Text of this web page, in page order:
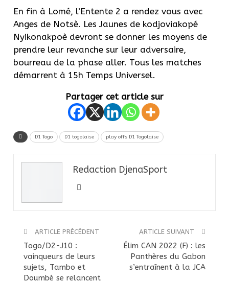
En fin à Lomé, l’Entente 2 a rendez vous avec
Anges de Notsè. Les Jaunes de kodjoviakopé
Nyikonakpoè devront se donner les moyens de
prendre leur revanche sur leur adversaire,
bourreau de la phase aller. Tous les matches
démarrent à 15h Temps Universel.
Partager cet article sur
D1 Togo D1 togolaise play offs D1 Togolaise
Redaction DjenaSport
ARTICLE PRÉCÉDENT
Togo/D2-J10 :
vainqueurs de leurs
sujets, Tambo et
Doumbé se relancent
ARTICLE SUIVANT
Élim CAN 2022 (F) : les
Panthères du Gabon
s’entraînent à la JCA